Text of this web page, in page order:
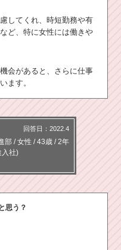
してくれ、時短勤務や有
ど、特に女性には働きや
会があると、さらに仕事
ます。
回答日：2022.4
部 /女性 / 43歳 /2年
入社)
思う？